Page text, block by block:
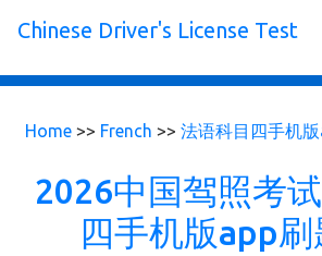
Chinese Driver's License Test
Home >> French >> 法语科目四手机
2026中国驾照考
四手机版app